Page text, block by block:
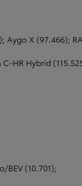
Aygo X (97.466);
HR Hybrid
(10.701);